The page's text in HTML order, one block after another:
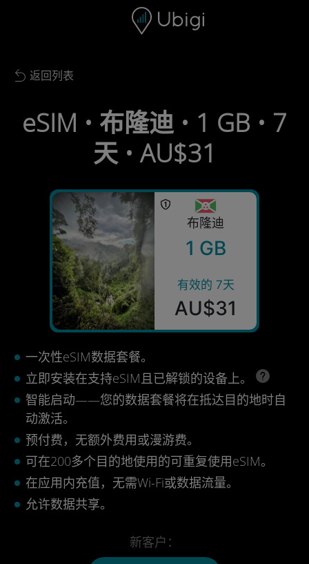
Back to list
返回列表
eSIM • 布隆迪 • 1 GB • 7
天 • AU$31
布隆迪
1 GB
有效的 7天
AU$31
一次性eSIM数据套餐。
立即安装在支持eSIM且已解锁的设备上。
智能启动——您的数据套餐将在抵达目的地时自
动激活。
预付费，无额外费用或漫游费。
可在200多个目的地使用的可重复使用eSIM。
在应用内充值，无需Wi-Fi或数据流量。
允许数据共享。
新客户：